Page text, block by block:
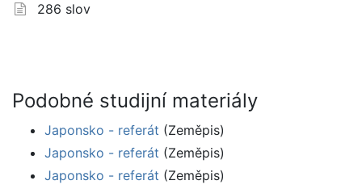
286 slov
Podobné studijní materiály
Japonsko - referát (Zeměpis)
Japonsko - referát (Zeměpis)
Japonsko - referát (Zeměpis)